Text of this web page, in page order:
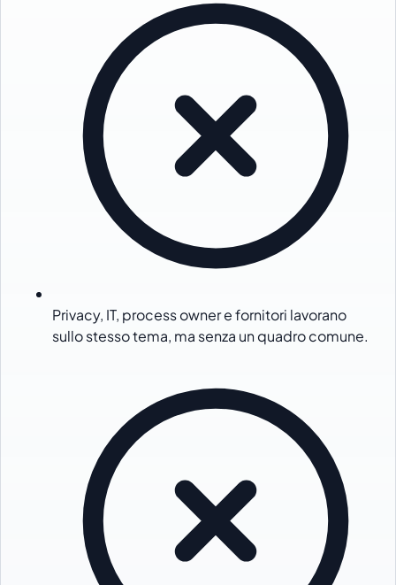
Privacy, IT, process owner e fornitori lavorano
sullo stesso tema, ma senza un quadro comune.